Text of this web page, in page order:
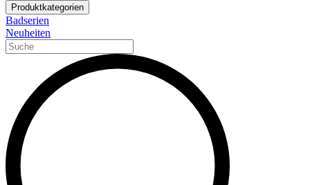
Produktkategorien
Badserien
Neuheiten